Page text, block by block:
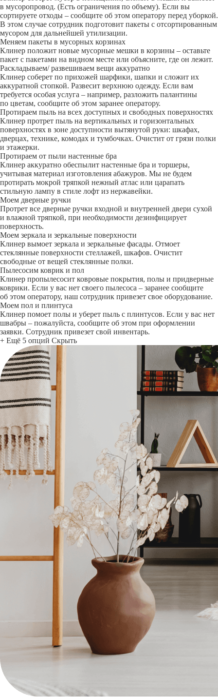
в мусоропровод. (Есть ограничения по объему). Если вы
сортируете отходы – сообщите об этом оператору перед уборкой.
В этом случае сотрудник подготовит пакеты с отсортированным
мусором для дальнейшей утилизации.
Меняем пакеты в мусорных корзинах
Клинер положит новые мусорные мешки в корзины – оставьте
пакет с пакетами на видном месте или объясните, где он лежит.
Раскладываем/ развешиваем вещи аккуратно
Клинер соберет по прихожей шарфики, шапки и сложит их
аккуратной стопкой. Развесит верхнюю одежду. Если вам
требуется особая услуга – например, разложить палантины
по цветам, сообщите об этом заранее оператору.
Протираем пыль на всех доступных и свободных поверхностях
Клинер протрет пыль на вертикальных и горизонтальных
поверхностях в зоне доступности вытянутой руки: шкафах,
дверцах, технике, комодах и тумбочках. Очистит от грязи полки
и этажерки.
Протираем от пыли настенные бра
Клинер аккуратно обеспылит настенные бра и торшеры,
учитывая материал изготовления абажуров. Мы не будем
протирать мокрой тряпкой нежный атлас или царапать
стильную лампу в стиле лофт из нержавейки.
Моем дверные ручки
Протрет все дверные ручки входной и внутренней двери сухой
и влажной тряпкой, при необходимости дезинфицирует
поверхность.
Моем зеркала и зеркальные поверхности
Клинер вымоет зеркала и зеркальные фасады. Отмоет
стеклянные поверхности стеллажей, шкафов. Очистит
свободные от вещей стеклянные полки.
Пылесосим коврик и пол
Клинер пропылесосит ковровые покрытия, полы и придверные
коврики. Если у вас нет своего пылесоса – заранее сообщите
об этом оператору, наш сотрудник привезет свое оборудование.
Моем пол и плинтуса
Клинер помоет полы и уберет пыль с плинтусов. Если у вас нет
швабры – пожалуйста, сообщите об этом при оформлении
заявки. Сотрудник привезет свой инвентарь.
+ Ещё 5 опций Скрыть